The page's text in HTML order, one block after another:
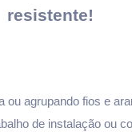
resistente!
ou agrupando fios e
de instalação ou